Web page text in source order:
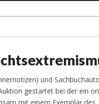
und
gestartet bei der ein